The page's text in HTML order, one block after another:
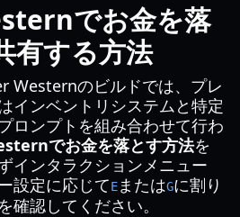
でお金を落
有する方法
Westernのビルドでは、プレ
インベントリシステムと特定
ロンプトを組み合わせて行わ
でお金を落とす方法を
インタラクションメニュー
設定に応じてEまたはGに割り
確認してください。